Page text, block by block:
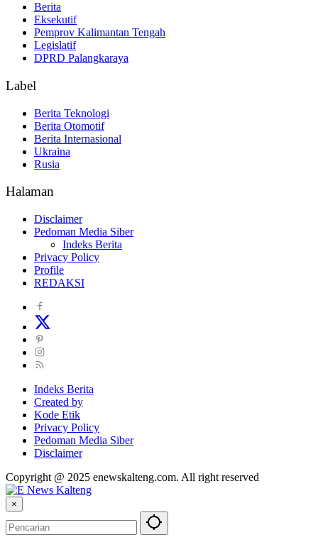
Berita
Eksekutif
Pemprov Kalimantan Tengah
Legislatif
DPRD Palangkaraya
Label
Berita Teknologi
Berita Otomotif
Berita Internasional
Ukraina
Rusia
Halaman
Disclaimer
Pedoman Media Siber
Indeks Berita
Privacy Policy
Profile
REDAKSI
Indeks Berita
Created by
Kode Etik
Privacy Policy
Pedoman Media Siber
Disclaimer
Copyright @ 2025 enewskalteng.com. All right reserved
×